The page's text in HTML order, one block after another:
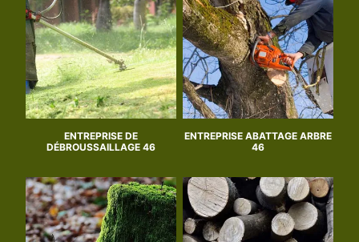
ENTREPRISE DE
DÉBROUSSAILLAGE 46
ENTREPRISE ABATTAGE ARBRE
46